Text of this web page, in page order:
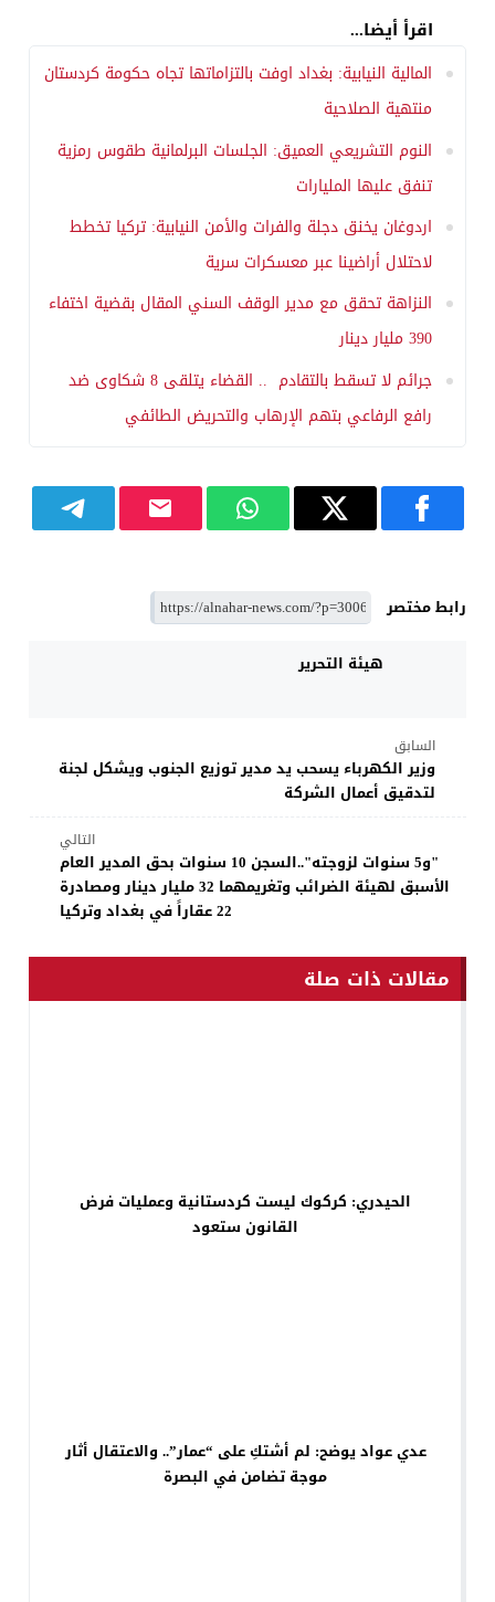
اقرأ أيضا...
المالية النيابية: بغداد اوفت بالتزاماتها تجاه حكومة كردستان
منتهية الصلاحية
النوم التشريعي العميق: الجلسات البرلمانية طقوس رمزية
تنفق عليها المليارات
اردوغان يخنق دجلة والفرات والأمن النيابية: تركيا تخطط
لاحتلال أراضينا عبر معسكرات سرية
النزاهة تحقق مع مدير الوقف السني المقال بقضية اختفاء
390 مليار دينار
جرائم لا تسقط بالتقادم .. القضاء يتلقى 8 شكاوى ضد
رافع الرفاعي بتهم الإرهاب والتحريض الطائفي
رابط مختصر
هيئة التحرير
السابق
وزير الكهرباء يسحب يد مدير توزيع الجنوب ويشكل لجنة
لتدقيق أعمال الشركة
التالي
"و5 سنوات لزوجته"..السجن 10 سنوات بحق المدير العام
الأسبق لهيئة الضرائب وتغريمهما 32 مليار دينار ومصادرة
22 عقاراً في بغداد وتركيا
مقالات ذات صلة
الحيدري: كركوك ليست كردستانية وعمليات فرض
القانون ستعود
عدي عواد يوضح: لم أشتكِ على “عمار”.. والاعتقال أثار
موجة تضامن في البصرة